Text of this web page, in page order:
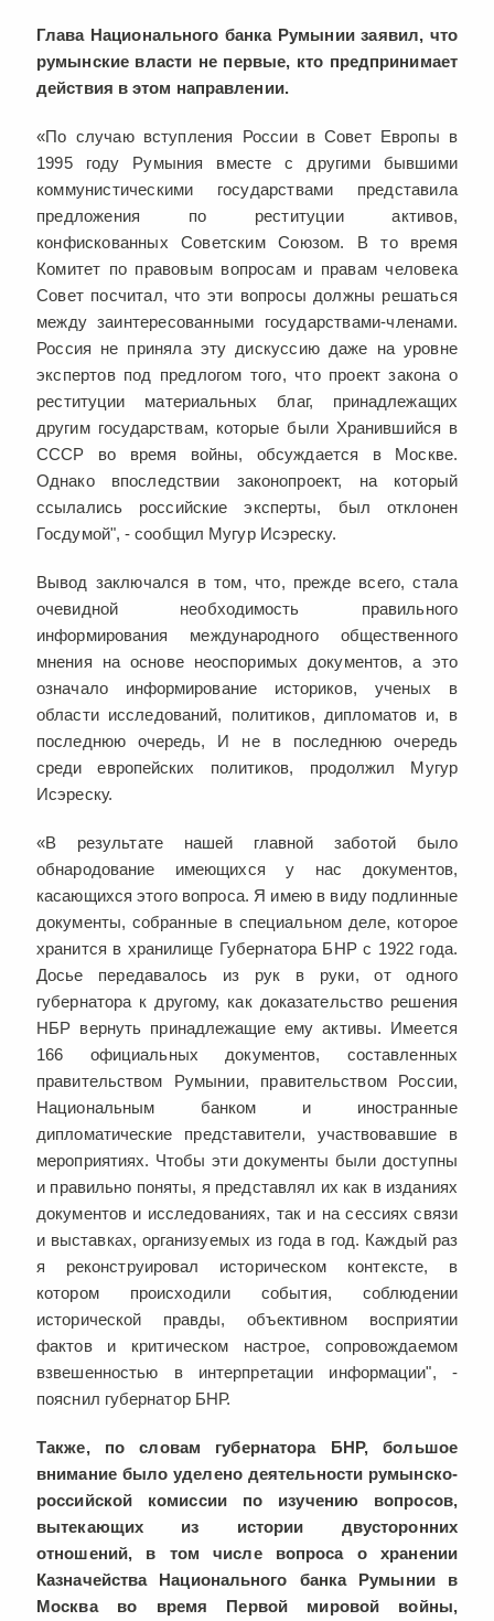
Глава Национального банка Румынии заявил, что
румынские власти не первые, кто предпринимает
действия в этом направлении.
«По случаю вступления России в Совет Европы в
1995 году Румыния вместе с другими бывшими
коммунистическими государствами представила
предложения по реституции активов,
конфискованных Советским Союзом. В то время
Комитет по правовым вопросам и правам человека
Совет посчитал, что эти вопросы должны решаться
между заинтересованными государствами-членами.
Россия не приняла эту дискуссию даже на уровне
экспертов под предлогом того, что проект закона о
реституции материальных благ, принадлежащих
другим государствам, которые были Хранившийся в
СССР во время войны, обсуждается в Москве.
Однако впоследствии законопроект, на который
ссылались российские эксперты, был отклонен
Госдумой", - сообщил Мугур Исэреску.
Вывод заключался в том, что, прежде всего, стала
очевидной необходимость правильного
информирования международного общественного
мнения на основе неоспоримых документов, а это
означало информирование историков, ученых в
области исследований, политиков, дипломатов и, в
последнюю очередь, И не в последнюю очередь
среди европейских политиков, продолжил Мугур
Исэреску.
«В результате нашей главной заботой было
обнародование имеющихся у нас документов,
касающихся этого вопроса. Я имею в виду подлинные
документы, собранные в специальном деле, которое
хранится в хранилище Губернатора БНР с 1922 года.
Досье передавалось из рук в руки, от одного
губернатора к другому, как доказательство решения
НБР вернуть принадлежащие ему активы. Имеется
166 официальных документов, составленных
правительством Румынии, правительством России,
Национальным банком и иностранные
дипломатические представители, участвовавшие в
мероприятиях. Чтобы эти документы были доступны
и правильно поняты, я представлял их как в изданиях
документов и исследованиях, так и на сессиях связи
и выставках, организуемых из года в год. Каждый раз
я реконструировал историческом контексте, в
котором происходили события, соблюдении
исторической правды, объективном восприятии
фактов и критическом настрое, сопровождаемом
взвешенностью в интерпретации информации", -
пояснил губернатор БНР.
Также, по словам губернатора БНР, большое
внимание было уделено деятельности румынско-
российской комиссии по изучению вопросов,
вытекающих из истории двусторонних
отношений, в том числе вопроса о хранении
Казначейства Национального банка Румынии в
Москва во время Первой мировой войны,